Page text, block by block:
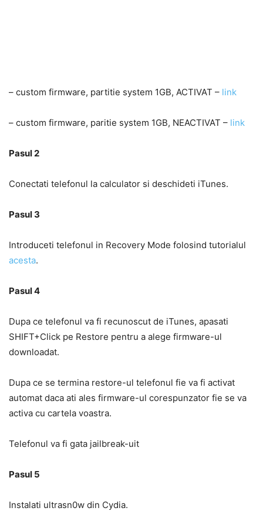
– custom firmware, partitie system 1GB, ACTIVAT – link
– custom firmware, paritie system 1GB, NEACTIVAT – link
Pasul 2
Conectati telefonul la calculator si deschideti iTunes.
Pasul 3
Introduceti telefonul in Recovery Mode folosind tutorialul
acesta.
Pasul 4
Dupa ce telefonul va fi recunoscut de iTunes, apasati
SHIFT+Click pe Restore pentru a alege firmware-ul
downloadat.
Dupa ce se termina restore-ul telefonul fie va fi activat
automat daca ati ales firmware-ul corespunzator fie se va
activa cu cartela voastra.
Telefonul va fi gata jailbreak-uit
Pasul 5
Instalati ultrasn0w din Cydia.